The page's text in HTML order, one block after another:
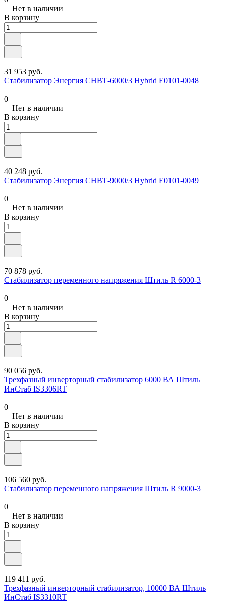
Нет в наличии
В корзину
31 953 руб.
Стабилизатор Энергия СНВТ-6000/3 Hybrid Е0101-0048
0
Нет в наличии
В корзину
40 248 руб.
Стабилизатор Энергия СНВТ-9000/3 Hybrid Е0101-0049
0
Нет в наличии
В корзину
70 878 руб.
Стабилизатор переменного напряжения Штиль R 6000-3
0
Нет в наличии
В корзину
90 056 руб.
Трехфазный инверторный стабилизатор 6000 ВА Штиль
ИнСтаб IS3306RT
0
Нет в наличии
В корзину
106 560 руб.
Стабилизатор переменного напряжения Штиль R 9000-3
0
Нет в наличии
В корзину
119 411 руб.
Трехфазный инверторный стабилизатор, 10000 ВА Штиль
ИнСтаб IS3310RT